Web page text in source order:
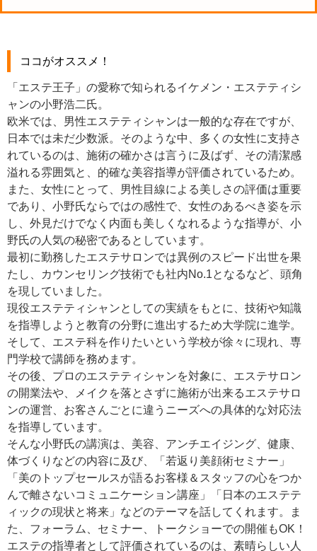
ココがオススメ！
「エステ王子」の愛称で知られるイケメン・エステティシ
ャンの小野浩二氏。
欧米では、男性エステティシャンは一般的な存在ですが、
日本では未だ少数派。そのような中、多くの女性に支持さ
れているのは、施術の確かさは言うに及ばず、その清潔感
溢れる雰囲気と、的確な美容指導が評価されているため。
また、女性にとって、男性目線による美しさの評価は重要
であり、小野氏ならではの感性で、女性のあるべき姿を示
し、外見だけでなく内面も美しくなれるような指導が、小
野氏の人気の秘密であるとしています。
最初に勤務したエステサロンでは異例のスピード出世を果
たし、カウンセリング技術でも社内No.1となるなど、頭角
を現していました。
現役エステティシャンとしての実績をもとに、技術や知識
を指導しようと教育の分野に進出するため大学院に進学。
そして、エステ科を作りたいという学校が徐々に現れ、専
門学校で講師を務めます。
その後、プロのエステティシャンを対象に、エステサロン
の開業法や、メイクを落とさずに施術が出来るエステサロ
ンの運営、お客さんごとに違うニーズへの具体的な対応法
を指導しています。
そんな小野氏の講演は、美容、アンチエイジング、健康、
体づくりなどの内容に及び、「若返り美顔術セミナー」
「美のトップセールスが語るお客様＆スタッフの心をつか
んで離さないコミュニケーション講座」「日本のエステテ
ィックの現状と将来」などのテーマを話してくれます。ま
た、フォーラム、セミナー、トークショーでの開催もOK！
エステの指導者として評価されているのは、素晴らしい人